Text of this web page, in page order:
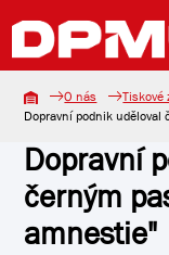
O nás
Tiskové
Dopravní podnik uděloval
Dopravní
černým
amnestie"